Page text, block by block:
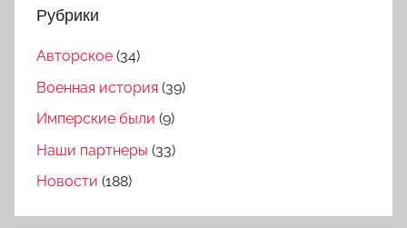
Рубрики
Авторское (34)
Военная история (39)
Имперские были (9)
Наши партнеры (33)
Новости (188)